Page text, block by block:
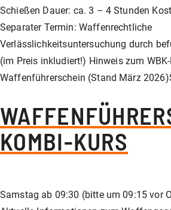
Schießen Dauer: ca. 3 – 4 Stunden
Separater Termin: Waffenrechtliche
Verlässlichkeitsuntersuchung durch
(im Preis inkludiert!) Hinweis zum
Waffenführerschein (Stand März
KOMBI-KURS
Samstag ab 09:30 (bitte um 09:15 vor